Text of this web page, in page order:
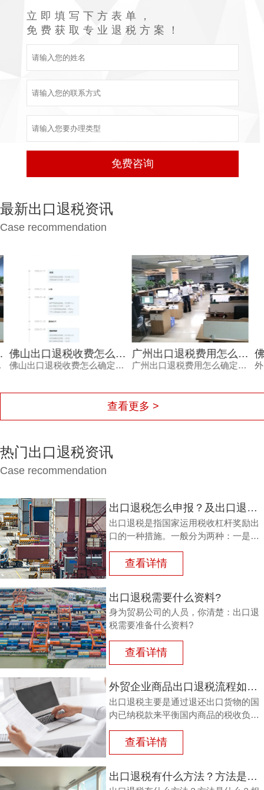
立即填写下方表单，
免费获取专业退税方案！
最新出口退税资讯
Case recommendation
佛山出口退税收费怎么确定？别再为糊涂账买单，内行揭秘
佛山出口退税收费怎么确定？本文从企业做账现状、机构定价逻辑、服务价值三方面展开分析，帮助外贸企业避开低价陷阱与隐性收费。鸿裕财税以透明收费、专业团队、完善服务及不成功退款承诺，为出口企业提供可靠选择。
广州出口退税费用怎么确定？这三个细节不看清容易钱货两空
广州出口退税费用怎么确定？不同代理机构报价差异大，背后隐藏着服务范围、团队专业度、流程透明度与售后保障的多重考量。本文结合外贸企业真实痛点，梳理费用确定的三大细节，帮助负责人避开退税路上的坑，让每一笔销售收入都退得安心。
查看更多 >
热门出口退税资讯
Case recommendation
出口退税怎么申报？及出口退税怎么进行填写增值税申报表?
出口退税是指国家运用税收杠杆奖励出
口的一种措施。一般分为两种：一是退
或半成品，加工制成产品出口时，退还
其已纳的进口税。
查看详情
出口退税需要什么资料?
身为贸易公司的人员，你清楚：出口退
税需要准备什么资料?
查看详情
外贸企业商品出口退税流程如何？鸿裕以鞋业公司申请出口退税为例
出口退税主要是通过退还出口货物的国
内已纳税款来平衡国内商品的税收负
品出口退税流程如何？能退多少？广州
鸿裕财税以下用案例说明。
查看详情
出口退税有什么方法？方法是什么？